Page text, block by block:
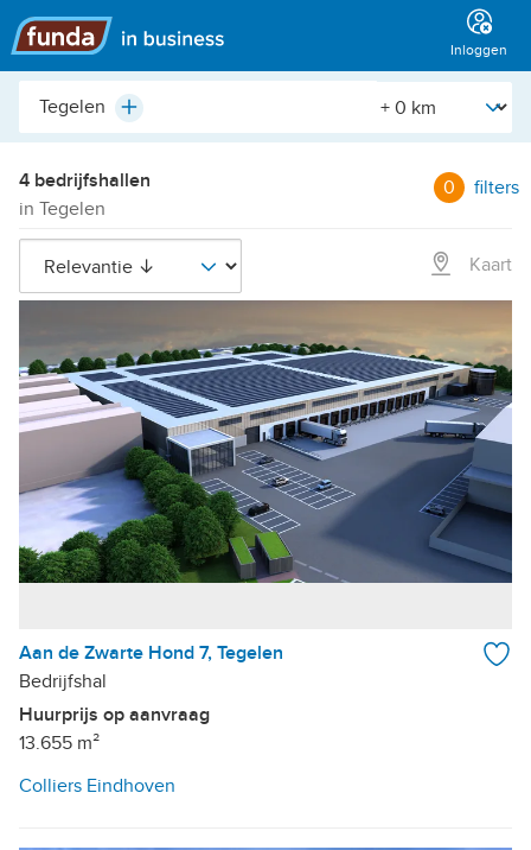
Hoofdmenu
Inloggen
Plaats,
buurt,
etc.
Plus [Straal]
4 bedrijfshallen
in Tegelen
0 filters
Kaart
Aan de Zwarte Hond 7, Tegelen
Bedrijfshal
Huurprijs op aanvraag
13.655 m²
Colliers Eindhoven